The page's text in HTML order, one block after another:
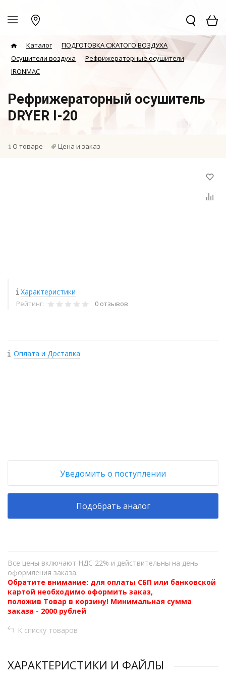
Каталог
ПОДГОТОВКА СЖАТОГО ВОЗДУХА
Осушители воздуха
Рефрижераторные осушители
IRONMAC
Рефрижераторный осушитель
DRYER I-20
О товаре Цена и заказ
Характеристики
Рейтинг: 0 отзывов
Оплата и Доставка
Уведомить о поступлении
Подобрать аналог
Все цены включают НДС 22% и действительны на день
оформления заказа.
Обратите внимание: для оплаты СБП или банковской
картой необходимо оформить заказ,
положив Товар в корзину! Минимальная сумма
заказа - 2000 рублей
К списку товаров
ХАРАКТЕРИСТИКИ И ФАЙЛЫ